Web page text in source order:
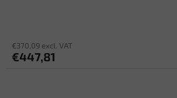
€370,09 excl. VAT
€447,81